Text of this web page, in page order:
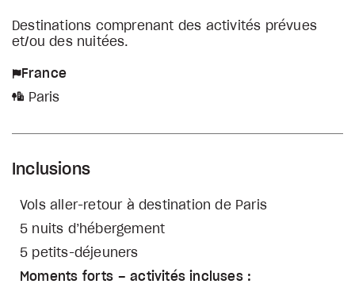
Destinations comprenant des activités prévues
et/ou des nuitées.
France
Paris
Inclusions
Vols aller-retour à destination de Paris
5 nuits d’hébergement
5 petits-déjeuners
Moments forts – activités incluses :